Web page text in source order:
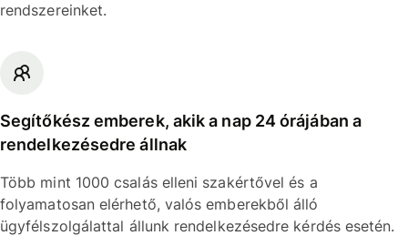
rendszereinket.
Segítőkész emberek, akik a nap 24 órájában a
rendelkezésedre állnak
Több mint 1000 csalás elleni szakértővel és a
folyamatosan elérhető, valós emberekből álló
ügyfélszolgálattal állunk rendelkezésedre kérdés esetén.